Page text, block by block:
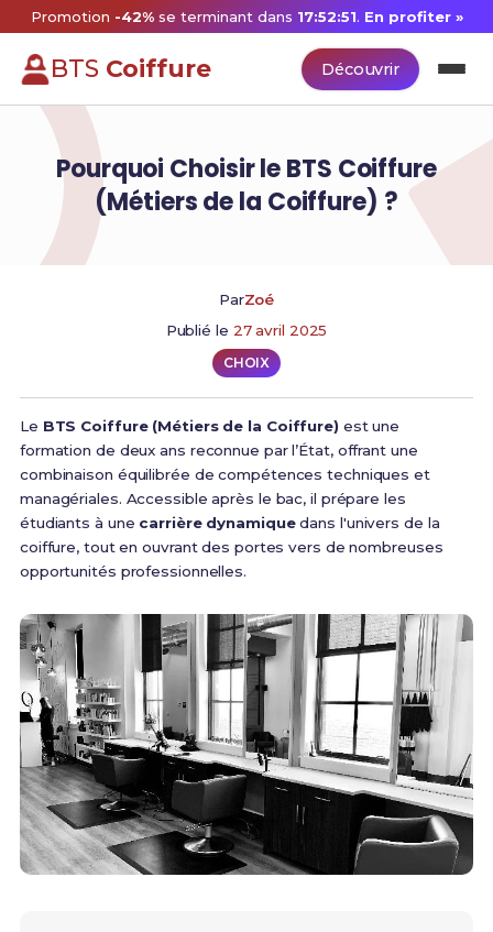
Promotion -42%se terminant dans 17:52:50.En profiter »
BTS Coiffure Découvrir
Pourquoi Choisir le BTS Coiffure
(Métiers de la Coiffure) ?
ParZoé
Publié le 27 avril 2025
CHOIX
Le BTS Coiffure (Métiers de la Coiffure) est une
formation de deux ans reconnue par l’État, offrant une
combinaison équilibrée de compétences techniques et
managériales. Accessible après le bac, il prépare les
étudiants à une carrière dynamiquedans l'univers de la
coiffure, tout en ouvrant des portes vers de nombreuses
opportunités professionnelles.